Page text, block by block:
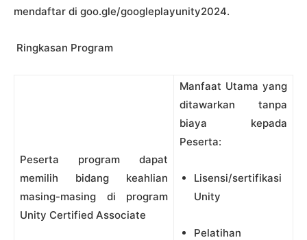
mendaftar di goo.gle/googleplayunity2024.
Ringkasan Program
Peserta program dapat
memilih bidang keahlian
masing-masing di program
Unity Certified Associate
Manfaat Utama yang
ditawarkan tanpa
biaya kepada
Peserta:
Lisensi/sertifikasi
Unity
Pelatihan